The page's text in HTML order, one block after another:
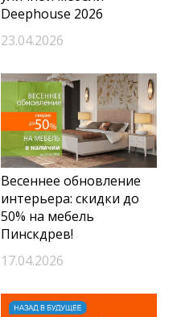
Deephouse 2026
23.04.2026
Весеннее обновление
интерьера: скидки до
50% на мебель
Пинскдрев!
17.04.2026